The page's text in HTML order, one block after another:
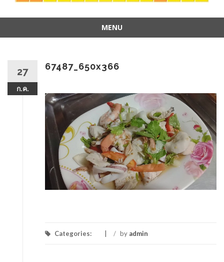
MENU
27
ก.ค.
67487_650x366
Categories: / by admin